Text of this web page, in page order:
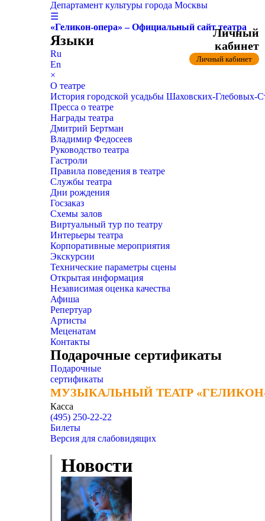
Департамент культуры города Москвы
☰
«Геликон-опера» – Официальный сайт театра
Языки
Ru
En
×
О театре
История городской усадьбы Шаховских-
Пресса о театре
Награды театра
Дмитрий Бертман
Владимир Федосеев
Руководство театра
Гастроли
Правила поведения в театре
Службы театра
Дни рождения
Госзаказ
Схемы залов
Виртуальный тур по театру
Интерьеры театра
Корпоративные мероприятия
Экскурсии
Технические параметры сцены
Открытая информация
Независимая оценка качества
Афиша
Репертуар
Артисты
Меценатам
Контакты
Подарочные сертификаты
Подарочные
сертификаты
МУЗЫКАЛЬНЫЙ ТЕАТР
МУЗЫКАЛЬНЫЙ ТЕАТР
Касса
(495) 250-22-22
Личный
кабинет
Личный кабинет
Билеты
Версия для слабовидящих
Новости